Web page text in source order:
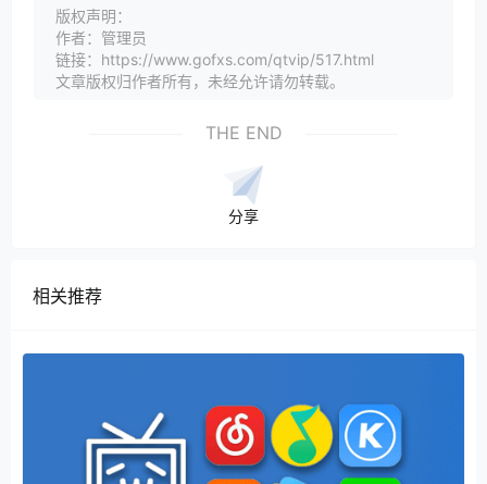
有很多频道分组，央视卫视。港澳台”欧美、加拿大、
法国、澳大利亚、巴哈马。太多了，自己探索。全秒级
响应，蓝光画质。
购买电视终端的客户可以回复电视终端咨询客服
立即购买，送限量超级电影礼包！
价值128元的3D观影眼镜价值49元的手机支架
体平台“网易”用户上传发布。本平台仅提供信息存储服
版权声明：
作者：管理员
链接：https://www.gofxs.com/qtvip/517.html
文章版权归作者所有，未经允许请勿转载。
THE END
分享
相关推荐